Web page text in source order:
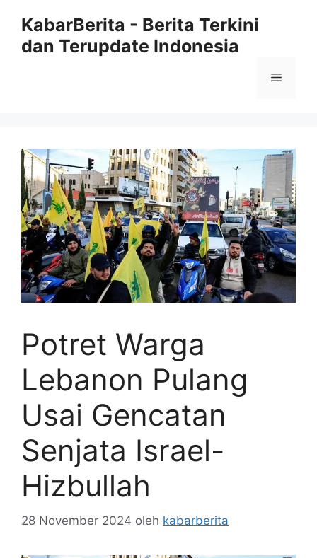
KabarBerita - Berita Terkini
dan Terupdate Indonesia
Menu
Potret Warga
Lebanon Pulang
Usai Gencatan
Senjata Israel-
Hizbullah
28 November 2024 oleh kabarberita